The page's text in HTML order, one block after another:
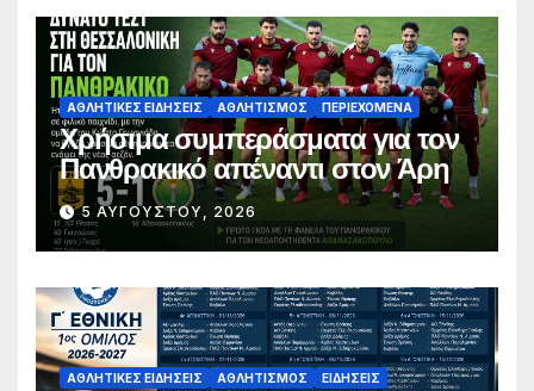
ΑΘΛΗΤΙΚΈΣ ΕΙΔΉΣΕΙΣ ΑΘΛΗΤΙΣΜΌΣ ΠΕΡΙΕΧΌΜΕΝΑ
Χρήσιμα συμπεράσματα για τον
Πανθρακικό απέναντι στον Άρη
5 ΑΥΓΟΎΣΤΟΥ, 2026
ΑΘΛΗΤΙΚΈΣ ΕΙΔΉΣΕΙΣ ΑΘΛΗΤΙΣΜΌΣ ΕΙΔΉΣΕΙΣ